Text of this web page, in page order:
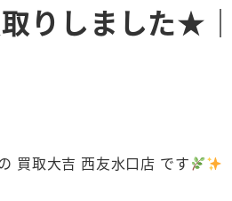
りしました★
買取大吉 西友水口店 です